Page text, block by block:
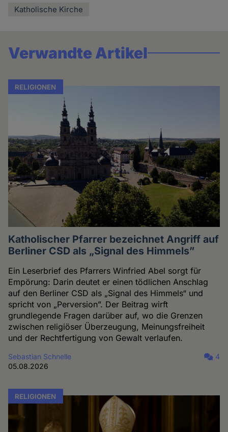
Katholische Kirche
Verwandte Artikel
RELIGIONEN
Katholischer Pfarrer bezeichnet Angriff auf
Berliner CSD als „Signal des Himmels”
Ein Leserbrief des Pfarrers Winfried Abel sorgt für
Empörung: Darin deutet er einen tödlichen Anschlag
auf den Berliner CSD als „Signal des Himmels“ und
spricht von „Perversion”. Der Beitrag wirft
grundlegende Fragen darüber auf, wo die Grenzen
zwischen religiöser Überzeugung, Meinungsfreiheit
und der Rechtfertigung von Gewalt verlaufen.
Sebastian Schnelle
05.08.2026
4
RELIGIONEN